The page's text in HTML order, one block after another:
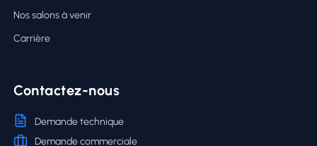
Nos salons à venir
Carrière
Contactez-nous
Demande technique
Demande commerciale